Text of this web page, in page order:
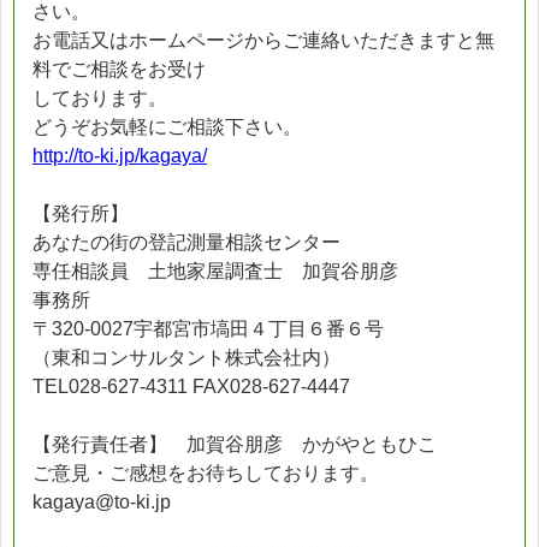
さい。
お電話又はホームページからご連絡いただきますと無
料でご相談をお受け
しております。
どうぞお気軽にご相談下さい。
http://to-ki.jp/kagaya/
【発行所】
あなたの街の登記測量相談センター
専任相談員 土地家屋調査士 加賀谷朋彦
事務所
〒320-0027宇都宮市塙田４丁目６番６号
（東和コンサルタント株式会社内）
TEL028-627-4311 FAX028-627-4447
【発行責任者】 加賀谷朋彦 かがやともひこ
ご意見・ご感想をお待ちしております。
kagaya@to-ki.jp